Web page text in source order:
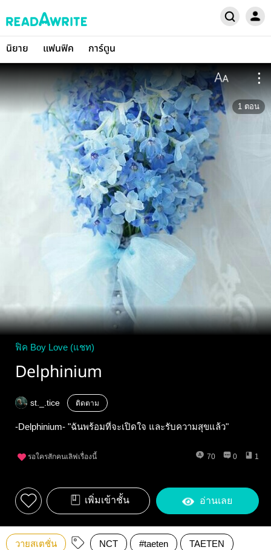
นิยาย แฟนฟิค การ์ตูน
1 ตอน
ฟิค Boy Love (แชท)
Delphinium
st._.tice ติดตาม
-Delphinium- "ฉันพร้อมที่จะเปิดใจ และรับความสุขแล้ว"
รอใครสักคนเลิฟเรื่องนี้ 70 0 1
เพิ่มเข้าชั้น อ่านเลย
วายสเตชั่น NCT #taeten TAETEN